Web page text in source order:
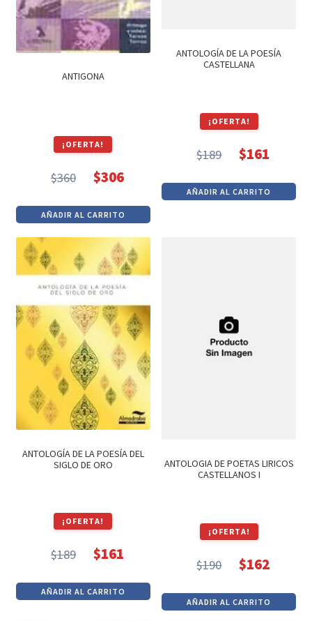
ANTIGONA
¡OFERTA!
$360
precio
original
era:
$360.
$306
precio
actual
es:
$306.
AÑADIR AL CARRITO
ANTOLOGÍA DE LA POESÍA
CASTELLANA
¡OFERTA!
$189
precio
original
$161
precio
actual
AÑADIR AL CARRITO
ANTOLOGÍA DE LA POESÍA DEL
SIGLO DE ORO
¡OFERTA!
$189
precio
original
$161
precio
actual
AÑADIR AL CARRITO
ANTOLOGIA DE POETAS LIRICOS
CASTELLANOS I
¡OFERTA!
$190
precio
original
$162
precio
actual
AÑADIR AL CARRITO